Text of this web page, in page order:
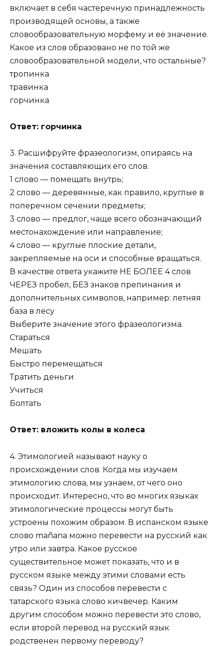
включает в себя частеречную принадлежность
производящей основы, а также
словообразовательную морфему и её значение.
Какое из слов образовано не по той же
словообразовательной модели, что остальные?
тропинка
травинка
горчинка
Ответ: горчинка
3. Расшифруйте фразеологизм, опираясь на
значения составляющих его слов.
1 слово — помещать внутрь;
2 слово — деревянные, как правило, круглые в
поперечном сечении предметы;
3 слово — предлог, чаще всего обозначающий
местонахождение или направление;
4 слово — круглые плоские детали,
закрепляемые на оси и способные вращаться.
В качестве ответа укажите НЕ БОЛЕЕ 4 слов
ЧЕРЕЗ пробел, БЕЗ знаков препинания и
дополнительных символов, например: летняя
база в лесу
Выберите значение этого фразеологизма.
Стараться
Мешать
Быстро перемещаться
Тратить деньги
Учиться
Болтать
Ответ: вложить колы в колеса
4. Этимологией называют науку о
происхождении слов. Когда мы изучаем
этимологию слова, мы узнаем, от чего оно
происходит. Интересно, что во многих языках
этимологические процессы могут быть
устроены похожим образом. В испанском языке
слово mañana можно перевести на русский как
утро или завтра. Какое русское
существительное может показать, что и в
русском языке между этими словами есть
связь? Один из способов перевести с
татарского языка слово кичәвечер. Каким
другим способом можно перевести это слово,
если второй перевод на русский язык
родственен первому переводу?